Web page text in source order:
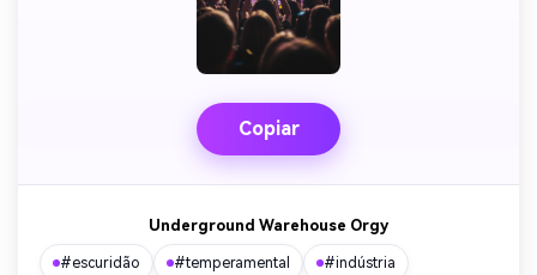
Copiar
Underground Warehouse Orgy
#escuridão #temperamental #indústria